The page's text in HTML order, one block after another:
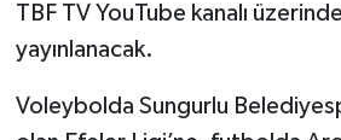
TBF TV YouTube kanalı
yayınlanacak.
Voleybolda Sungurlu